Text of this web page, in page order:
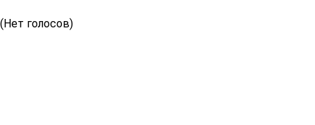
(Нет голосов)